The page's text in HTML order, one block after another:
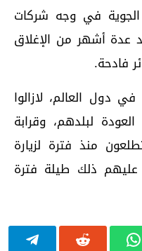
الجوية في وجه شركات
عدة أشهر من الإغلاق
فادحة.
دول العالم، لازالوا
لبلدهم، وقرابة
منذ فترة لزيارة
عليهم ذلك طيلة فترة